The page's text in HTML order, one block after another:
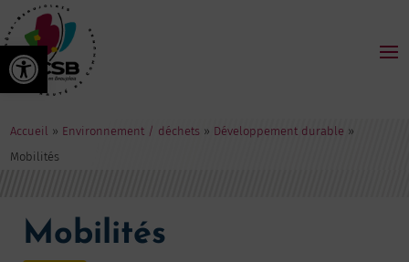
Ouvrir la barre d’outils
Accueil » Environnement / déchets » Développement durable »
Mobilités
Mobilités